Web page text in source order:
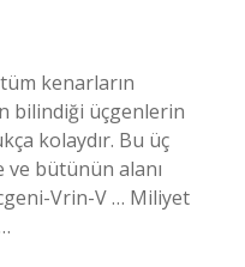
kenarların
bilindiği üçgenlerin
kolaydır. Bu üç
ve bütünün alanı
Vrin-V … Miliyet